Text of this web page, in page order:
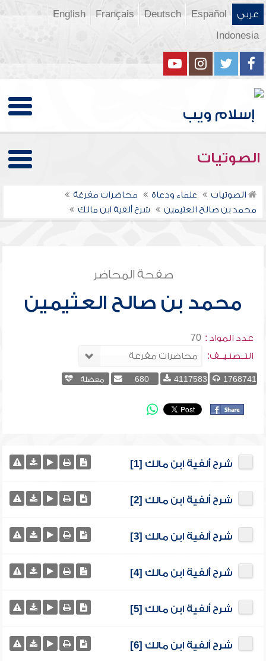
عربي Español
Deutsch
Français
English
Indonesia
الصوتيات
الصوتيات علماء ودعاة
محاضرات مفرغة
محمد بن صالح العثيمين
شرح ألفية ابن مالك
صفحة المحاضر
محمد بن صالح العثيمين
عدد المواد : 70
التــصنـيــف:
1768741
4117583
680 مفضلة
شرح ألفية ابن مالك [1]
شرح ألفية ابن مالك [2]
شرح ألفية ابن مالك [3]
شرح ألفية ابن مالك [4]
شرح ألفية ابن مالك [5]
شرح ألفية ابن مالك [6]